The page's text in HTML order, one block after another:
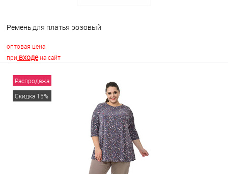
Ремень для платья розовый
оптовая цена
при входена сайт
В корзину
Распродажа
Скидка 15%